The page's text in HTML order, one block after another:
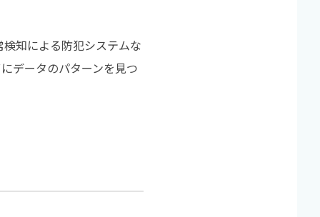
知による防犯システムな
データのパターンを見つ